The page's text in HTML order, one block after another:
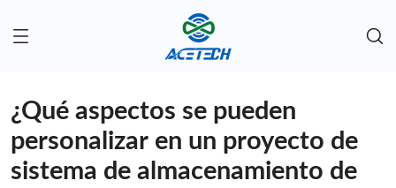
¿Qué aspectos se pueden
personalizar en un proyecto de
sistema de almacenamiento de